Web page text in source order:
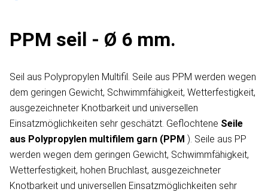
PPM seil - Ø 6 mm.
Seil aus Polypropylen Multifil. Seile aus PPM werden wegen
dem geringen Gewicht, Schwimmfähigkeit, Wetterfestigkeit,
ausgezeichneter Knotbarkeit und universellen
Einsatzmöglichkeiten sehr geschätzt. Geflochtene Seile
aus Polypropylen multifilem garn (PPM ). Seile aus PP
werden wegen dem geringen Gewicht, Schwimmfähigkeit,
Wetterfestigkeit, hohen Bruchlast, ausgezeichneter
Knotbarkeit und universellen Einsatzmöglichkeiten sehr